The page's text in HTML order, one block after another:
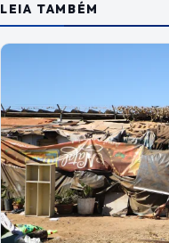
LEIA TAMBÉM